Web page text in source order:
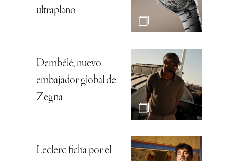
ultraplano
Dembélé, nuevo
embajador global de
Zegna
Leclerc ficha por el